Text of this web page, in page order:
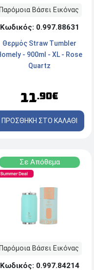
Παρόμοια Βάσει Εικόνας
Κωδικός: 0.997.88631
Θερμός Straw Tumbler
- 900ml - XL - Rose
Quartz
11.90€
ΠΡΟΣΘΗΚΗ ΣΤΟ ΚΑΛΑΘΙ
Σε Απόθεμα
Παρόμοια Βάσει Εικόνας
Κωδικός: 0.997.84214